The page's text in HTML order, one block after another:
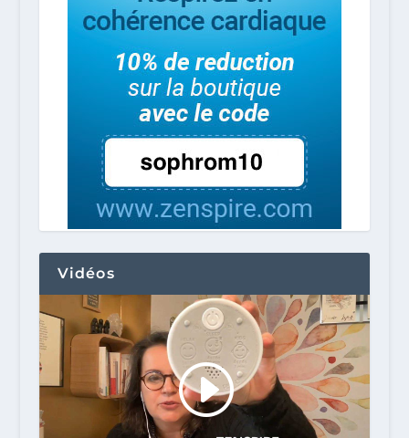
Vidéos